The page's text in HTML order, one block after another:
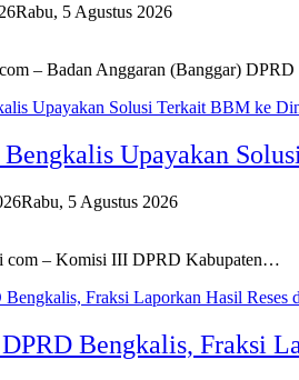
Rabu, 5 Agustus 2026
– Badan Anggaran (Banggar)
Upayakan
Rabu, 5 Agustus 2026
com – Komisi III DPRD Kabupaten…
Bengkalis, Fraksi